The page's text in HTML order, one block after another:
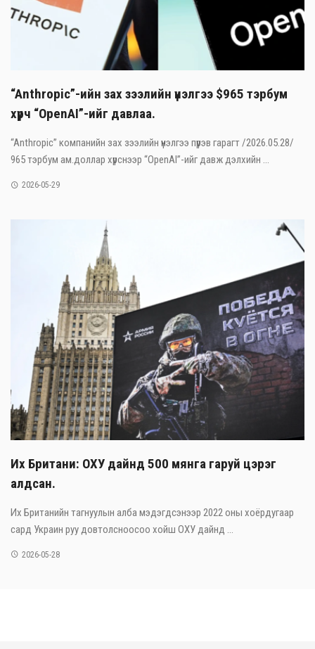
“Anthropic”-ийн зах зээлийн үнэлгээ $965 тэрбум
хүрч “OpenAI”-ийг давлаа.
“Anthropic” компанийн зах зээлийн үнэлгээ пүрэв гарагт /2026.05.28/
965 тэрбум ам.доллар хүрснээр “OpenAI”-ийг давж дэлхийн ...
2026-05-29
Их Британи: ОХУ дайнд 500 мянга гаруй цэрэг
алдсан.
Их Британийн тагнуулын алба мэдэгдсэнээр 2022 оны хоёрдугаар
сард Украин руу довтолсноосоо хойш ОХУ дайнд ...
2026-05-28